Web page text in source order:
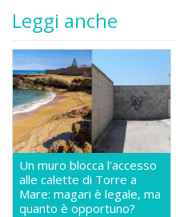
Leggi anche
Un muro blocca l'accesso
alle calette di Torre a
Mare: magari è legale, ma
quanto è opportuno?